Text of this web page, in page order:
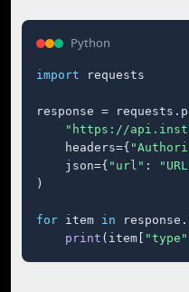
Python
import requests
response =
"https://
    headers={
    json={
"url" :
)
for item in
print (item[ "type"